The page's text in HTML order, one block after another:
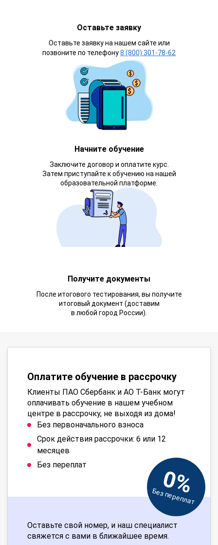
Оставьте заявку
Оставьте заявку на нашем сайте или
позвоните по телефону8 (800) 301-78-62
Начните обучение
Заключите договор и оплатите курс.
Затем приступайте к обучению на нашей
образовательной платформе.
Получите документы
После итогового тестирования, вы получите
итоговый документ (доставим
в любой город России).
Оплатите обучение в рассрочку
Клиенты ПАО Сбербанк и АО Т-Банк могут
оплачивать обучение в нашем учебном
центре в рассрочку, не выходя из дома!
Без первоначального взноса
Срок действия рассрочки: 6 или 12
месяцев
Без переплат
0%
Без переплат
Оставьте свой номер, и наш специалист
свяжется с вами в ближайшее время.